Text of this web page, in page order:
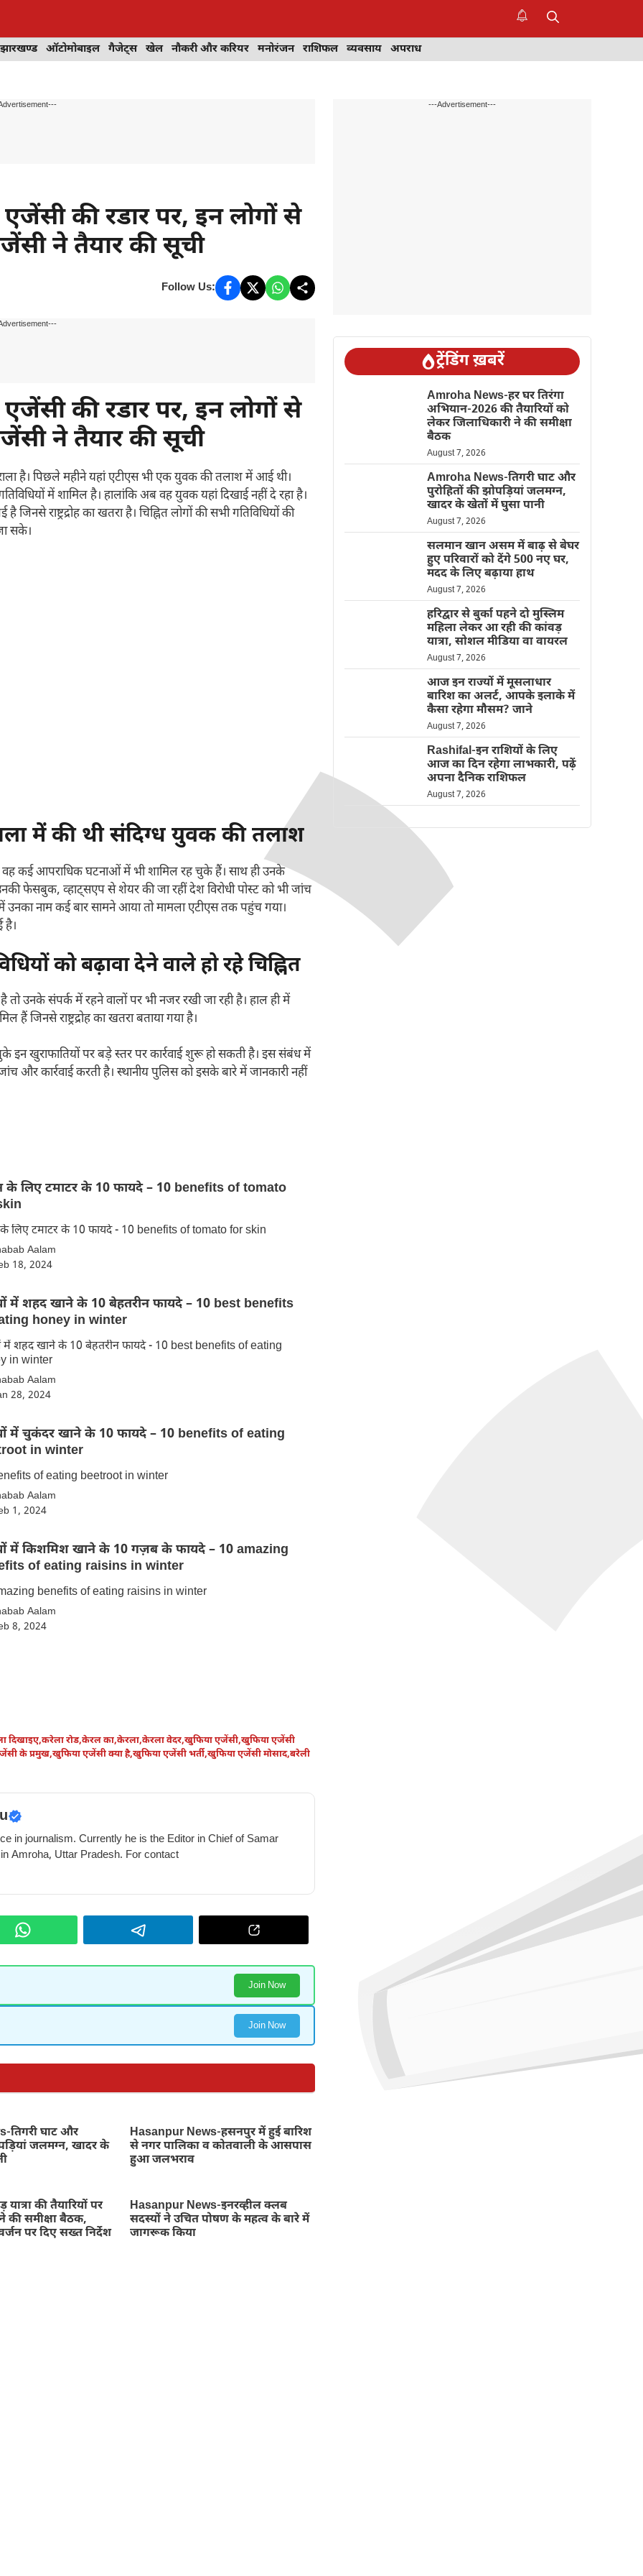
झारखण्ड ऑटोमोबाइल गैजेट्स खेल नौकरी और करियर मनोरंजन राशिफल व्यवसाय अपराध
की रडार पर, इन लोगों से
ने तैयार की सूची
Follow Us:
की रडार पर, इन लोगों से
ने तैयार की सूची
है। पिछले महीने यहां एटीएस भी एक युवक की तलाश में आई थी।
में शामिल है। हालांकि अब वह युवक यहां दिखाई नहीं दे रहा है।
राष्ट्रद्रोह का खतरा है। चिह्नित लोगों की सभी गतिविधियों की
सके।
में की थी संदिग्ध युवक की तलाश
कई आपराधिक घटनाओं में भी शामिल रह चुके हैं। साथ ही उनके
फेसबुक, व्हाट्सएप से शेयर की जा रहीं देश विरोधी पोस्ट को भी जांच
में उनका नाम कई बार सामने आया तो मामला एटीएस तक पहुंच गया।
है।
को बढ़ावा देने वाले हो रहे चिह्नित
तो उनके संपर्क में रहने वालों पर भी नजर रखी जा रही है। हाल ही में
जिनसे राष्ट्रद्रोह का खतरा बताया गया है।
इन खुराफातियों पर बड़े स्तर पर कार्रवाई शुरू हो सकती है। इस संबंध में
और कार्रवाई करती है। स्थानीय पुलिस को इसके बारे में जानकारी नहीं
टमाटर के 10 फायदे – 10 benefits of tomato
स्किन के लिए टमाटर के 10 फायदे - 10 benefits of tomato for skin
Aalam
18, 2024
में शहद खाने के 10 बेहतरीन फायदे – 10 best benefits
honey in winter
में शहद खाने के 10 बेहतरीन फायदे - 10 best benefits of eating
in winter
Aalam
28, 2024
में चुकंदर खाने के 10 फायदे – 10 benefits of eating
in winter
of eating beetroot in winter
Aalam
1, 2024
में किशमिश खाने के 10 गज़ब के फायदे – 10 amazing
of eating raisins in winter
benefits of eating raisins in winter
Aalam
8, 2024
दिखाइए,करेला रोड,केरल का,केरला,केरला वेदर,खुफिया एजेंसी,खुफिया एजेंसी
के प्रमुख,खुफिया एजेंसी क्या है,खुफिया एजेंसी भर्ती,खुफिया एजेंसी मोसाद,बरेली
in journalism. Currently he is the Editor in Chief of Samar
Amroha, Uttar Pradesh. For contact
Join Now
Join Now
तिगरी घाट और
जलमग्न, खादर के
Hasanpur News-हसनपुर में हुई बारिश
से नगर पालिका व कोतवाली के आसपास
हुआ जलभराव
की तैयारियों पर
की समीक्षा बैठक,
पर दिए सख्त निर्देश
Hasanpur News-इनरव्हील क्लब
सदस्यों ने उचित पोषण के महत्व के बारे में
जागरूक किया
---Advertisement---
ट्रेंडिंग ख़बरें
Amroha News-हर घर तिरंगा
अभियान-2026 की तैयारियों को
लेकर जिलाधिकारी ने की समीक्षा
बैठक
August 7, 2026
Amroha News-तिगरी घाट और
पुरोहितों की झोपड़ियां जलमग्न,
खादर के खेतों में घुसा पानी
August 7, 2026
सलमान खान असम में बाढ़ से बेघर
हुए परिवारों को देंगे 500 नए घर,
मदद के लिए बढ़ाया हाथ
August 7, 2026
हरिद्वार से बुर्का पहने दो मुस्लिम
महिला लेकर आ रही की कांवड़
यात्रा, सोशल मीडिया वा वायरल
August 7, 2026
आज इन राज्यों में मूसलाधार
बारिश का अलर्ट, आपके इलाके में
कैसा रहेगा मौसम? जाने
August 7, 2026
Rashifal-इन राशियों के लिए
आज का दिन रहेगा लाभकारी, पढ़ें
अपना दैनिक राशिफल
August 7, 2026